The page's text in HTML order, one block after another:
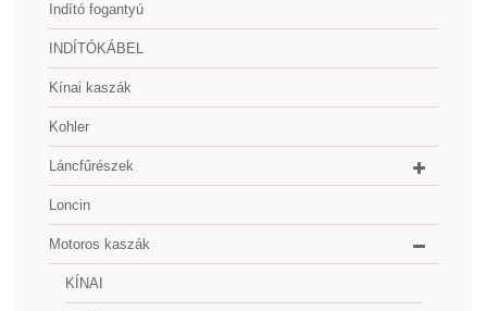
Indító fogantyú
INDÍTÓKÁBEL
Kínai kaszák
Kohler
Láncfűrészek
Loncin
Motoros kaszák
KÍNAI